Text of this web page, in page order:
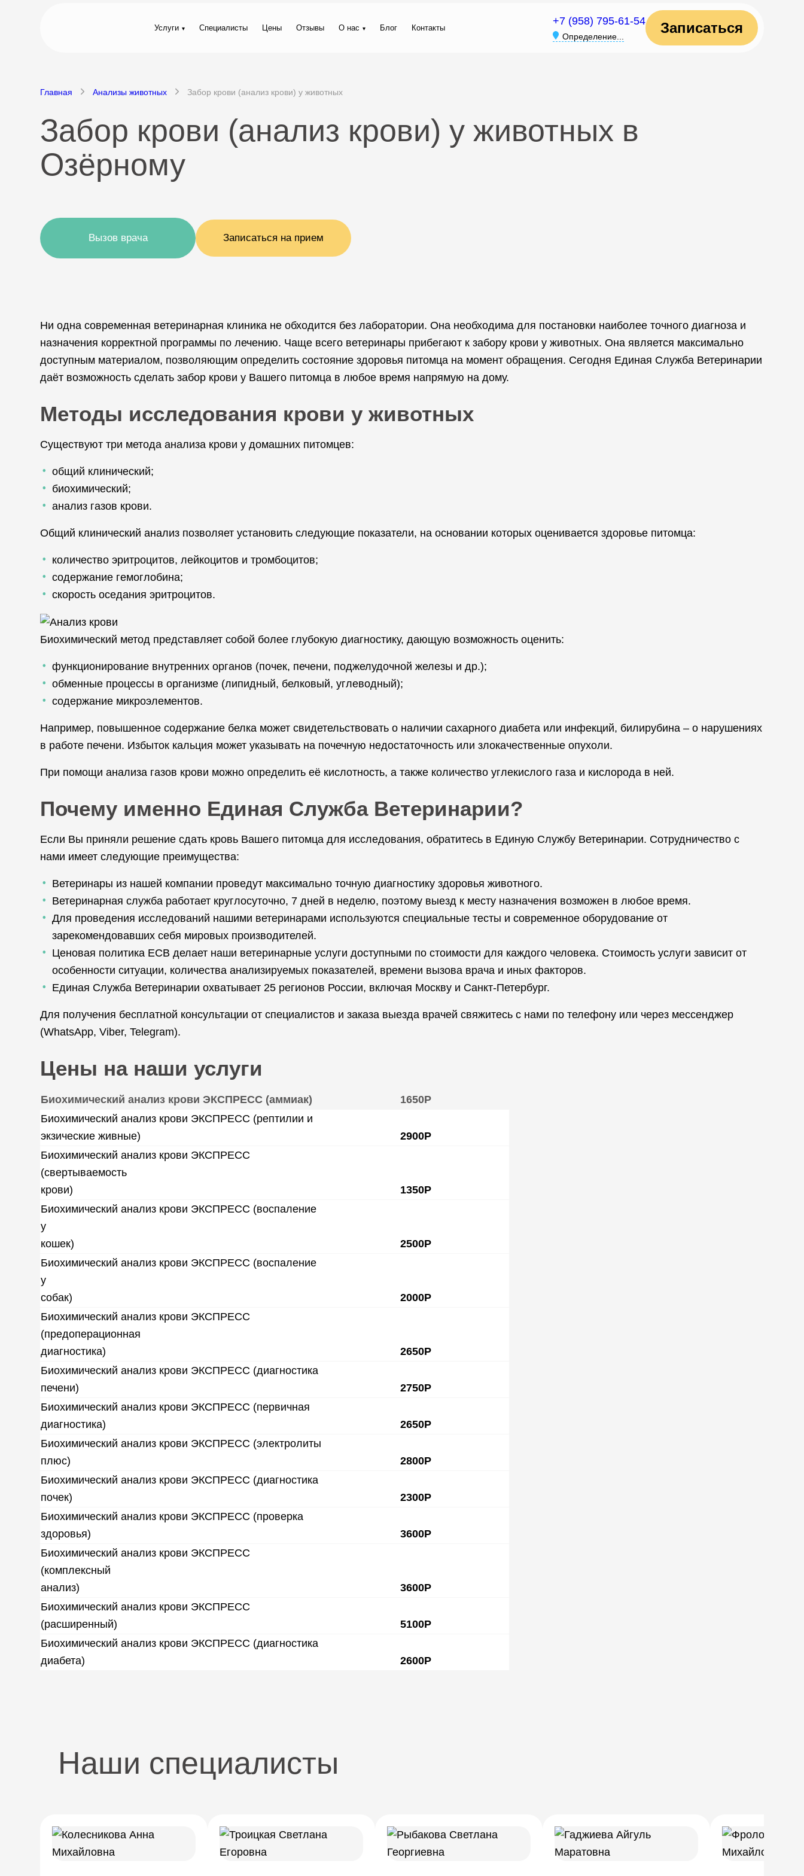
Услуги Специалисты Цены Отзывы О нас Блог Контакты
+7 (958) 795-61-54
Определение...
Записаться
Главная Анализы животных Забор крови (анализ крови) у животных
Забор крови (анализ крови) у животных в
Озёрному
Вызов врача Записаться на прием
Ни одна современная ветеринарная клиника не обходится без лаборатории. Она необходима для постановки наиболее точного диагноза и
назначения корректной программы по лечению. Чаще всего ветеринары прибегают к забору крови у животных. Она является максимально
доступным материалом, позволяющим определить состояние здоровья питомца на момент обращения. Сегодня Единая Служба Ветеринарии
даёт возможность сделать забор крови у Вашего питомца в любое время напрямую на дому.
Методы исследования крови у животных
Существуют три метода анализа крови у домашних питомцев:
общий клинический;
биохимический;
анализ газов крови.
Общий клинический анализ позволяет установить следующие показатели, на основании которых оценивается здоровье питомца:
количество эритроцитов, лейкоцитов и тромбоцитов;
содержание гемоглобина;
скорость оседания эритроцитов.
Биохимический метод представляет собой более глубокую диагностику, дающую возможность оценить:
функционирование внутренних органов (почек, печени, поджелудочной железы и др.);
обменные процессы в организме (липидный, белковый, углеводный);
содержание микроэлементов.
Например, повышенное содержание белка может свидетельствовать о наличии сахарного диабета или инфекций, билирубина – о нарушениях
в работе печени. Избыток кальция может указывать на почечную недостаточность или злокачественные опухоли.
При помощи анализа газов крови можно определить её кислотность, а также количество углекислого газа и кислорода в ней.
Почему именно Единая Служба Ветеринарии?
Если Вы приняли решение сдать кровь Вашего питомца для исследования, обратитесь в Единую Службу Ветеринарии. Сотрудничество с
нами имеет следующие преимущества:
Ветеринары из нашей компании проведут максимально точную диагностику здоровья животного.
Ветеринарная служба работает круглосуточно, 7 дней в неделю, поэтому выезд к месту назначения возможен в любое время.
Для проведения исследований нашими ветеринарами используются специальные тесты и современное оборудование от
зарекомендовавших себя мировых производителей.
Ценовая политика ЕСВ делает наши ветеринарные услуги доступными по стоимости для каждого человека. Стоимость услуги зависит от
особенности ситуации, количества анализируемых показателей, времени вызова врача и иных факторов.
Единая Служба Ветеринарии охватывает 25 регионов России, включая Москву и Санкт-Петербург.
Для получения бесплатной консультации от специалистов и заказа выезда врачей свяжитесь с нами по телефону или через мессенджер
(WhatsApp, Viber, Telegram).
Цены на наши услуги
Биохимический анализ крови ЭКСПРЕСС (аммиак)
1650Р
Биохимический анализ крови ЭКСПРЕСС (рептилии и
экзические живные)
2900Р
Биохимический анализ крови ЭКСПРЕСС
(свертываемость
крови)
1350Р
Биохимический анализ крови ЭКСПРЕСС (воспаление
у
кошек)
2500Р
Биохимический анализ крови ЭКСПРЕСС (воспаление
у
собак)
2000Р
Биохимический анализ крови ЭКСПРЕСС
(предоперационная
диагностика)
2650Р
Биохимический анализ крови ЭКСПРЕСС (диагностика
печени)
2750Р
Биохимический анализ крови ЭКСПРЕСС (первичная
диагностика)
2650Р
Биохимический анализ крови ЭКСПРЕСС (электролиты
плюс)
2800Р
Биохимический анализ крови ЭКСПРЕСС (диагностика
почек)
2300Р
Биохимический анализ крови ЭКСПРЕСС (проверка
здоровья)
3600Р
Биохимический анализ крови ЭКСПРЕСС
(комплексный
анализ)
3600Р
Биохимический анализ крови ЭКСПРЕСС
(расширенный)
5100Р
Биохимический анализ крови ЭКСПРЕСС (диагностика
диабета)
2600Р
Наши специалисты